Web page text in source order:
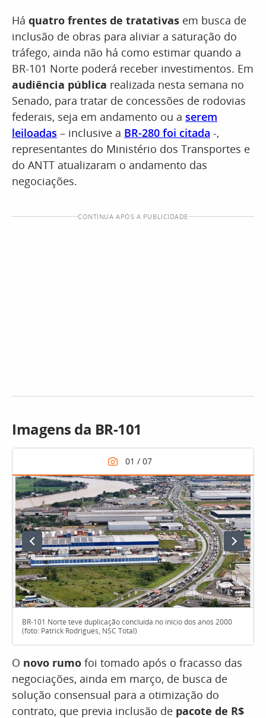
Há quatro frentes de tratativas em busca de
inclusão de obras para aliviar a saturação do
tráfego, ainda não há como estimar quando a
BR-101 Norte poderá receber investimentos. Em
audiência pública realizada nesta semana no
Senado, para tratar de concessões de rodovias
federais, seja em andamento ou a serem
leiloadas – inclusive a BR-280 foi citada -,
representantes do Ministério dos Transportes e
do ANTT atualizaram o andamento das
negociações.
CONTINUA APÓS A PUBLICIDADE
Imagens da BR-101
BR-101 Norte teve duplicação concluída no início dos anos 2000
(foto: Patrick Rodrigues, NSC Total)
O novo rumo foi tomado após o fracasso das
negociações, ainda em março, de busca de
solução consensual para a otimização do
contrato, que previa inclusão de pacote de R$